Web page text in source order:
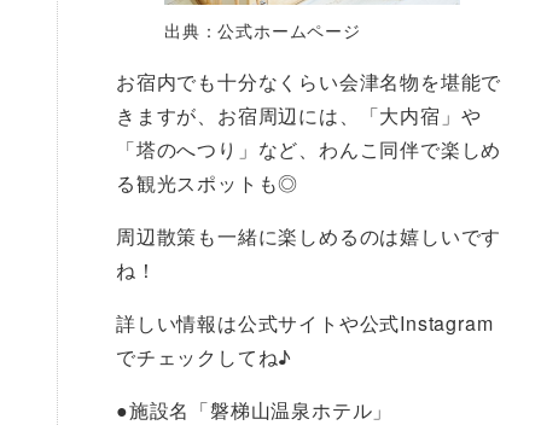
出典：公式ホームページ
お宿内でも十分なくらい会津名物を堪能で
きますが、お宿周辺には、「大内宿」や
「塔のへつり」など、わんこ同伴で楽しめ
る観光スポットも◎
周辺散策も一緒に楽しめるのは嬉しいです
ね！
詳しい情報は公式サイトや公式Instagram
でチェックしてね♪
●施設名「磐梯山温泉ホテル」